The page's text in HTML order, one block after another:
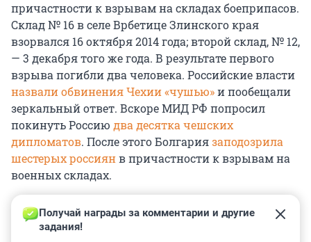
причастности к взрывам на складах боеприпасов.
Склад № 16 в селе Врбетице Злинского края
взорвался 16 октября 2014 года; второй склад, № 12,
— 3 декабря того же года. В результате первого
взрыва погибли два человека. Российские власти
назвали обвинения Чехии «чушью»и пообещали
зеркальный ответ. Вскоре МИД РФ попросил
покинуть Россию два десятка чешских
дипломатов. После этого Болгариязаподозрила
шестерых россиянв причастности к взрывам на
военных складах.
Получай награды за комментарии и другие
задания!